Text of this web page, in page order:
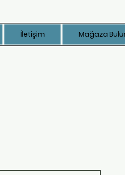
İletişim Mağaza